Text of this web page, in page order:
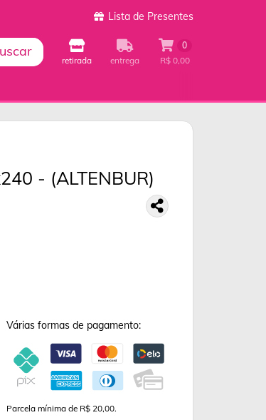
Lista de Presentes
retirada entrega
0
R$ 0,00
- (ALTENBUR)
Várias formas de pagamento:
Parcela mínima de R$ 20,00.